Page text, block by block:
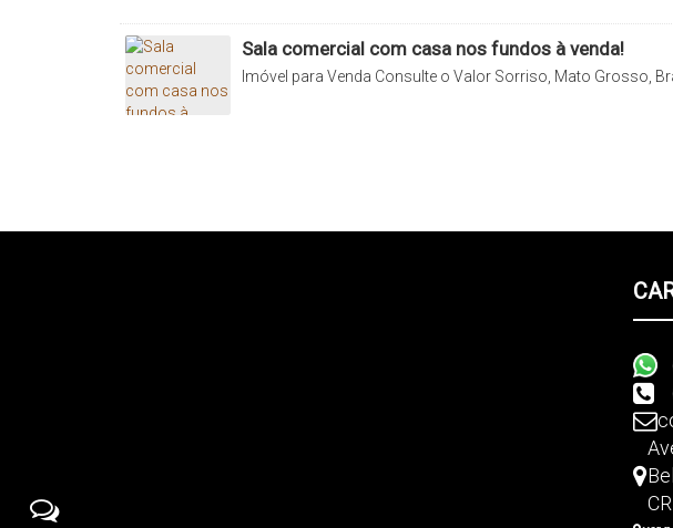
Varanda
Garagem para 2 veículos
Forro de madeira
Luz solar
Condições:
Sala comercial com casa nos fundos à venda!
Consulte o Valor
Imóvel para Venda Sorriso, Mato Grosso,